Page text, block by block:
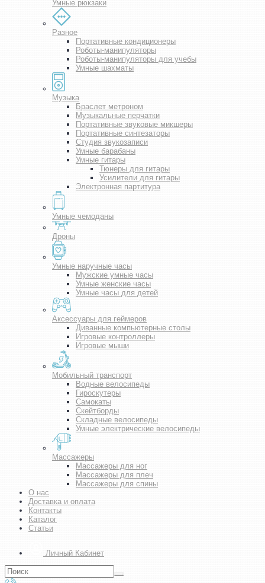
Умные рюкзаки
Разное
Портативные кондиционеры
Роботы-манипуляторы
Роботы-манипуляторы для учебы
Умные шахматы
Музыка
Браслет метроном
Музыкальные перчатки
Портативные звуковые микшеры
Портативные синтезаторы
Студия звукозаписи
Умные барабаны
Умные гитары
Тюнеры для гитары
Усилители для гитары
Электронная партитура
Умные чемоданы
Дроны
Умные наручные часы
Мужские умные часы
Умные женские часы
Умные часы для детей
Аксессуары для геймеров
Диванные компьютерные столы
Игровые контроллеры
Игровые мыши
Мобильный транспорт
Водные велосипеды
Гироскутеры
Самокаты
Скейтборды
Складные велосипеды
Умные электрические велосипеды
Массажеры
Массажеры для ног
Массажеры для плеч
Массажеры для спины
О нас
Доставка и оплата
Контакты
Каталог
Статьи
Личный Кабинет